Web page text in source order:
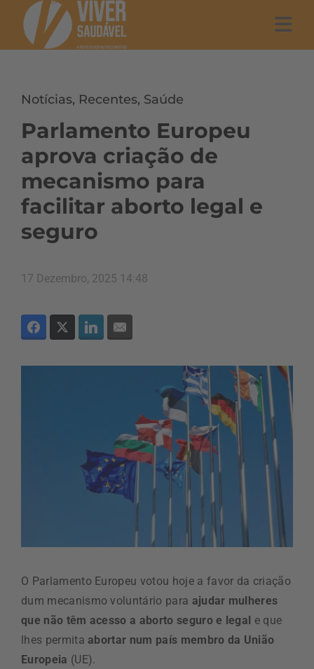
Notícias, Recentes, Saúde
Parlamento Europeu
aprova criação de
mecanismo para
facilitar aborto legal e
seguro
17 Dezembro, 2025 14:48
O Parlamento Europeu votou hoje a favor da criação
dum mecanismo voluntário para ajudar mulheres
que não têm acesso a aborto seguro e legal e que
lhes permitaabortar num país membro da União
Europeia (UE).